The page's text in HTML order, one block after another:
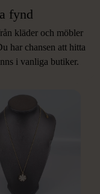
fynd
kläder och möbler
har chansen att hitta
i vanliga butiker.
om denna